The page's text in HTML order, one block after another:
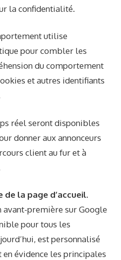
la confidentialité.
utilise
pour combler les
du comportement
et autres identifiants
réel seront disponibles
donner aux annonceurs
client au fur et à
la page d’accueil.
première sur Google
pour tous les
est personnalisé
évidence les principales